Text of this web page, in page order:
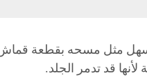
مسحه بقطعة قماش
لأنها قد تدمر الجلد.